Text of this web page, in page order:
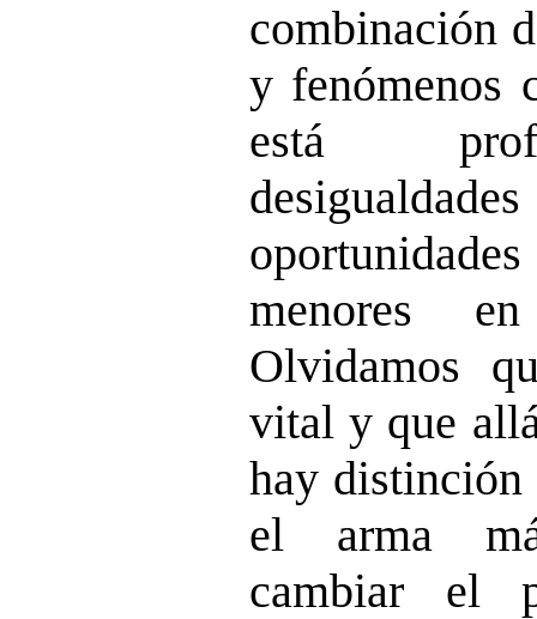
combinación
y fenómenos
está
menores
Olvidamos
vital y que
hay distinción
el arma
cambiar el